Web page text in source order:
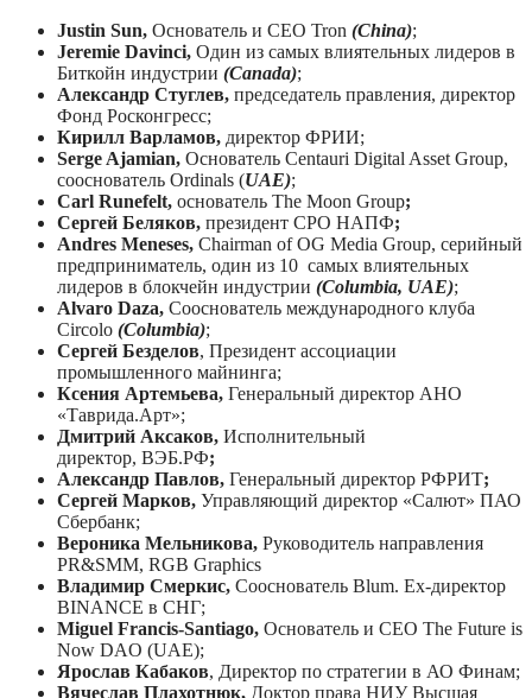
Justin Sun, Основатель и СЕО Tron (China);
Jeremie Davinci, Один из самых влиятельных лидеров в
Биткойн индустрии (Canada);
Александр Стуглев, председатель правления, директор
Фонд Росконгресс;
Кирилл Варламов, директор ФРИИ;
Serge Ajamian, Основатель Centauri Digital Asset Group,
сооснователь Ordinals (UAE);
Carl Runefelt, основатель The Moon Group;
Сергей Беляков, президент СРО НАПФ;
Andres Meneses, Chairman of OG Media Group, серийный
предприниматель, один из 10 самых влиятельных
лидеров в блокчейн индустрии (Columbia, UAE);
Alvaro Daza, Сооснователь международного клуба
Circolo (Columbia);
Сергей Безделов, Президент ассоциации
промышленного майнинга;
Ксения Артемьева, Генеральный директор АНО
«Таврида.Арт»;
Дмитрий Аксаков, Исполнительный
директор, ВЭБ.РФ;
Александр Павлов, Генеральный директор РФРИТ;
Сергей Марков, Управляющий директор «Салют» ПАО
Сбербанк;
Вероника Мельникова, Руководитель направления
PR&SMM, RGB Graphics
Владимир Смеркис, Сооснователь Blum. Ex-директор
BINANCE в СНГ;
Miguel Francis-Santiago, Основатель и СЕО The Future is
Now DAO (UAE);
Ярослав Кабаков, Директор по стратегии в АО Финам;
Вячеслав Плахотнюк, Доктор права НИУ Высшая